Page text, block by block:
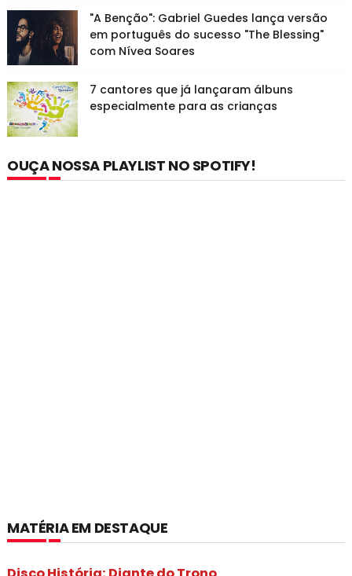
"A Benção": Gabriel Guedes lança versão
em português do sucesso "The Blessing"
com Nívea Soares
7 cantores que já lançaram álbuns
especialmente para as crianças
OUÇA NOSSA PLAYLIST NO SPOTIFY!
MATÉRIA EM DESTAQUE